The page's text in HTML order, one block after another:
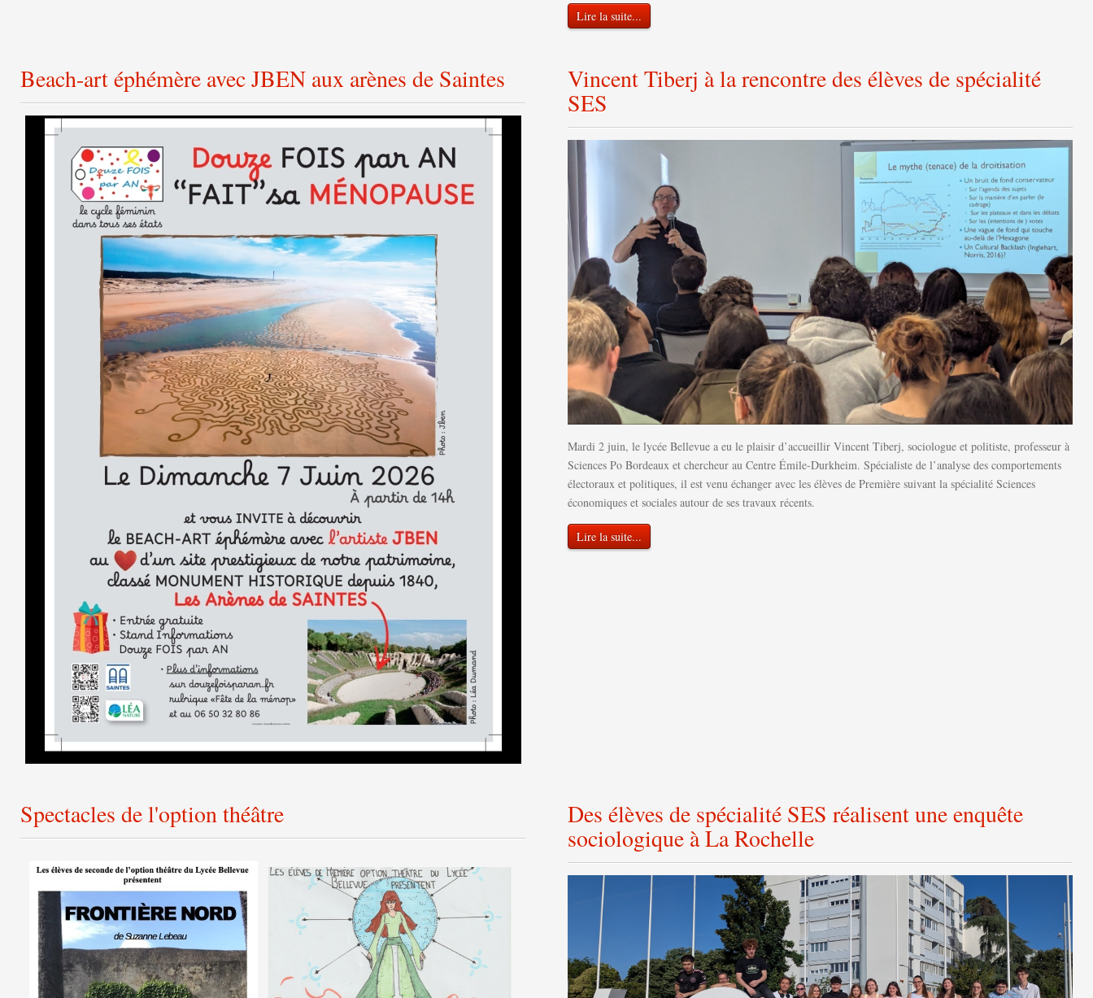
Lire la suite...
Beach-art éphémère avec JBEN aux arènes de Saintes Vincent Tiberj à la rencontre des élèves de spécialité
SES
Mardi 2 juin, le lycée Bellevue a eu le plaisir d’accueillir Vincent Tiberj, sociologue et politiste, professeur à
Sciences Po Bordeaux et chercheur au Centre Émile-Durkheim. Spécialiste de l’analyse des comportements
électoraux et politiques, il est venu échanger avec les élèves de Première suivant la spécialité Sciences
économiques et sociales autour de ses travaux récents.
Lire la suite...
Spectacles de l'option théâtre Des élèves de spécialité SES réalisent une enquête
sociologique à La Rochelle